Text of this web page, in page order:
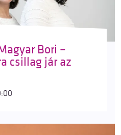
Bori –
csillag jár az